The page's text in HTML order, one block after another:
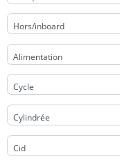
Hors/inboard
Alimentation
Cycle
Cylindrée
Cid